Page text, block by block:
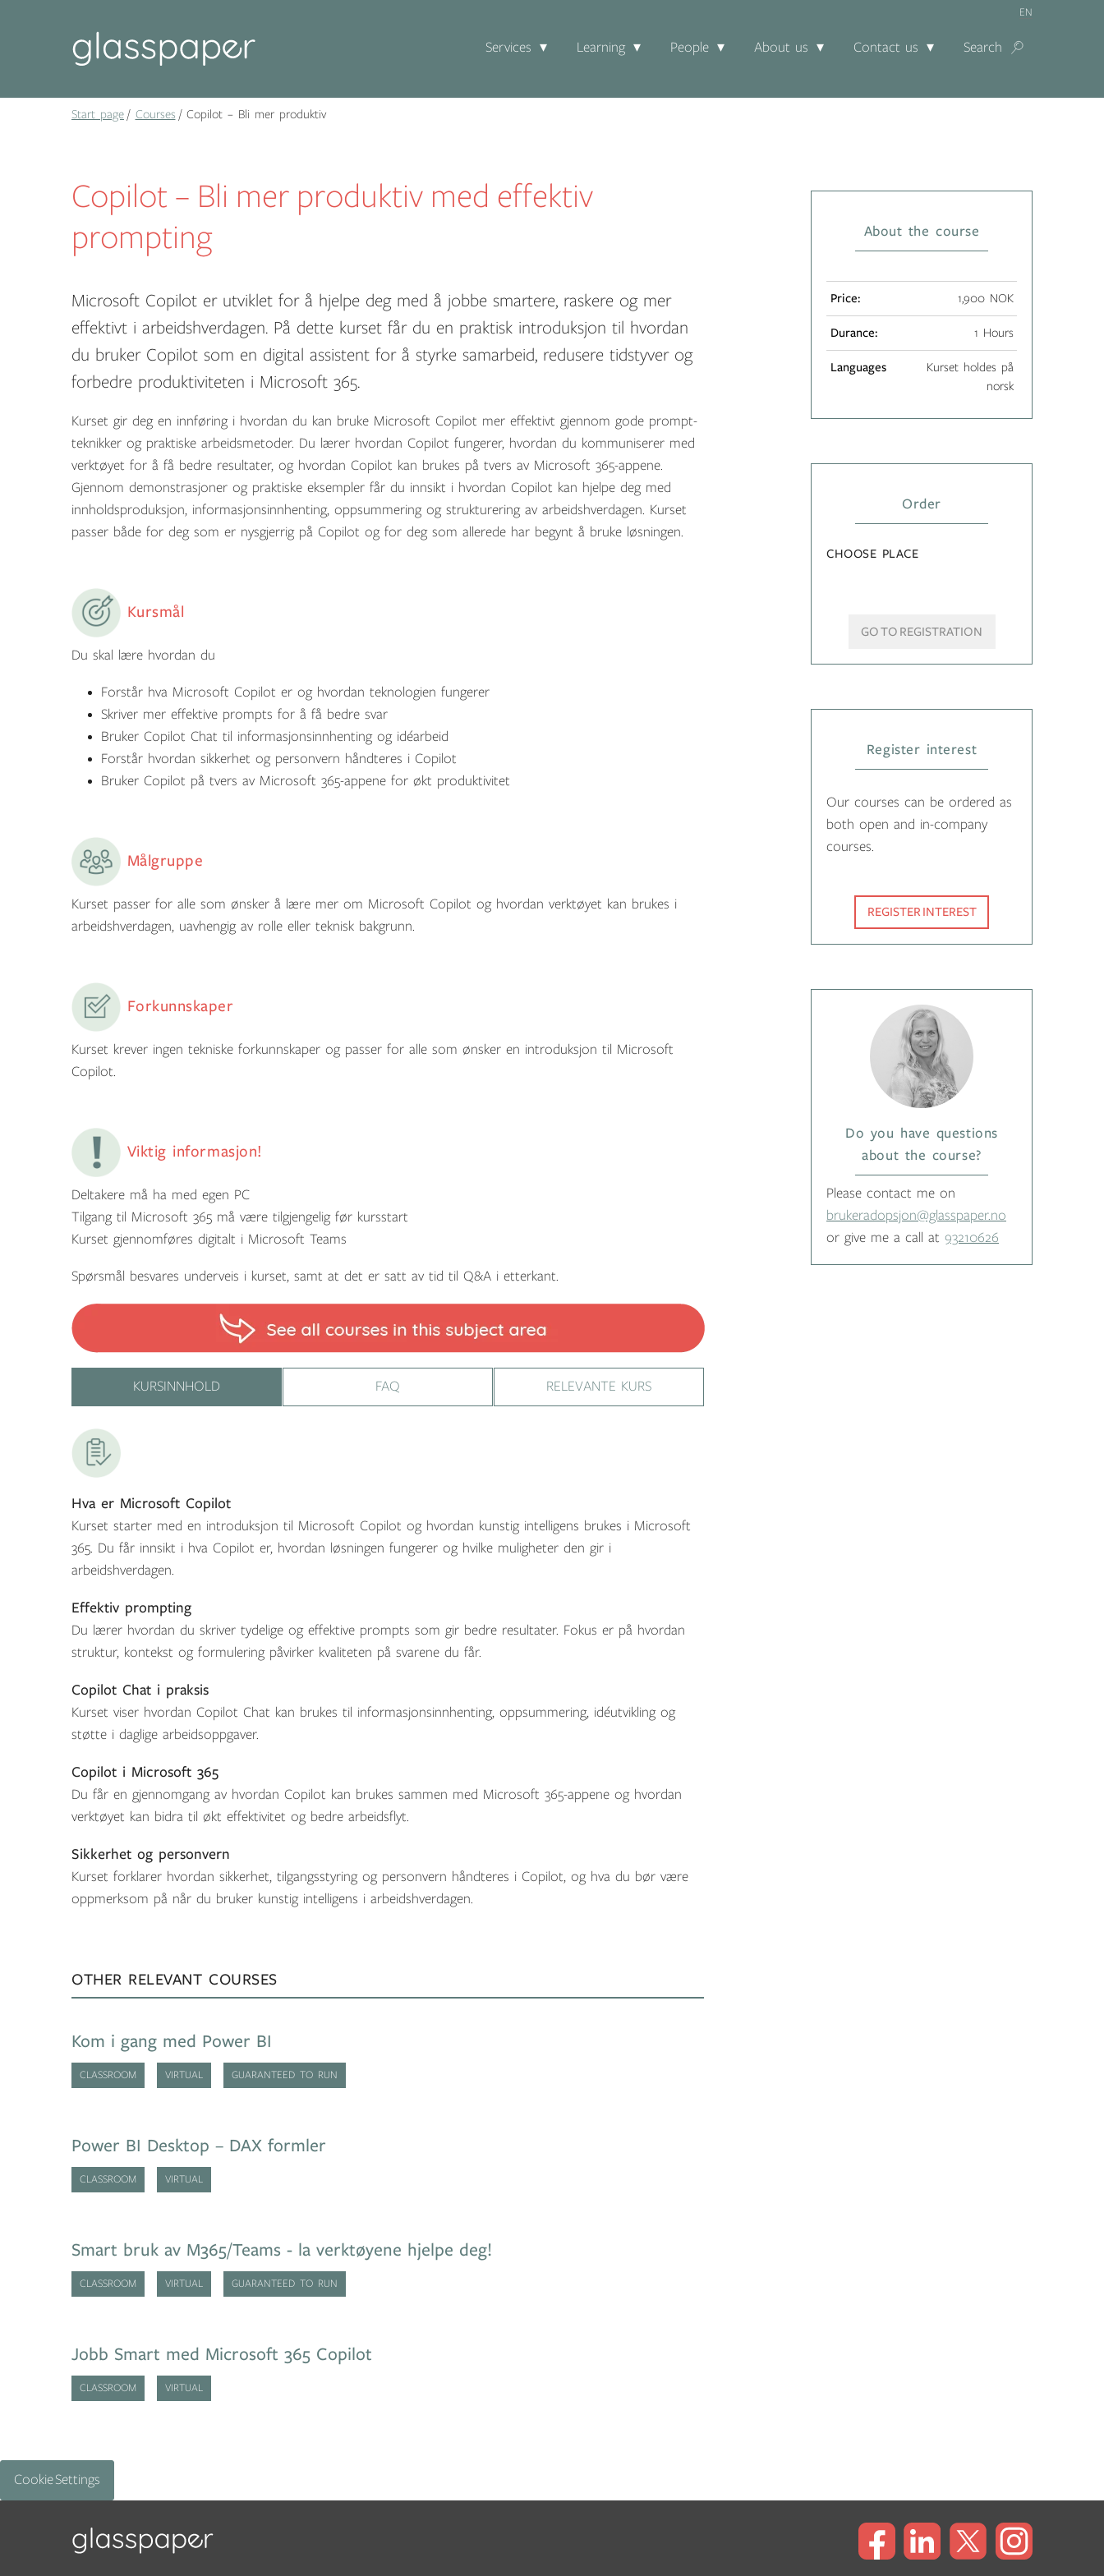
EN
Services Learning People About us Contact us Search
Start page Courses Copilot – Bli mer produktiv
Copilot – Bli mer produktiv med effektiv
prompting
Microsoft Copilot er utviklet for å hjelpe deg med å jobbe smartere, raskere og mer
effektivt i arbeidshverdagen. På dette kurset får du en praktisk introduksjon til hvordan
du bruker Copilot som en digital assistent for å styrke samarbeid, redusere tidstyver og
forbedre produktiviteten i Microsoft 365.
Kurset gir deg en innføring i hvordan du kan bruke Microsoft Copilot mer effektivt gjennom gode prompt-
teknikker og praktiske arbeidsmetoder. Du lærer hvordan Copilot fungerer, hvordan du kommuniserer med
verktøyet for å få bedre resultater, og hvordan Copilot kan brukes på tvers av Microsoft 365-appene.
Gjennom demonstrasjoner og praktiske eksempler får du innsikt i hvordan Copilot kan hjelpe deg med
innholdsproduksjon, informasjonsinnhenting, oppsummering og strukturering av arbeidshverdagen. Kurset
passer både for deg som er nysgjerrig på Copilot og for deg som allerede har begynt å bruke løsningen.
Kursmål
Du skal lære hvordan du
Forstår hva Microsoft Copilot er og hvordan teknologien fungerer
Skriver mer effektive prompts for å få bedre svar
Bruker Copilot Chat til informasjonsinnhenting og idéarbeid
Forstår hvordan sikkerhet og personvern håndteres i Copilot
Bruker Copilot på tvers av Microsoft 365-appene for økt produktivitet
Målgruppe
Kurset passer for alle som ønsker å lære mer om Microsoft Copilot og hvordan verktøyet kan brukes i
arbeidshverdagen, uavhengig av rolle eller teknisk bakgrunn.
Forkunnskaper
Kurset krever ingen tekniske forkunnskaper og passer for alle som ønsker en introduksjon til Microsoft
Copilot.
Viktig informasjon!
Deltakere må ha med egen PC
Tilgang til Microsoft 365 må være tilgjengelig før kursstart
Kurset gjennomføres digitalt i Microsoft Teams
Spørsmål besvares underveis i kurset, samt at det er satt av tid til Q&A i etterkant.
KURSINNHOLD FAQ RELEVANTE KURS
Hva er Microsoft Copilot
Kurset starter med en introduksjon til Microsoft Copilot og hvordan kunstig intelligens brukes i Microsoft
365. Du får innsikt i hva Copilot er, hvordan løsningen fungerer og hvilke muligheter den gir i
arbeidshverdagen.
Effektiv prompting
Du lærer hvordan du skriver tydelige og effektive prompts som gir bedre resultater. Fokus er på hvordan
struktur, kontekst og formulering påvirker kvaliteten på svarene du får.
Copilot Chat i praksis
Kurset viser hvordan Copilot Chat kan brukes til informasjonsinnhenting, oppsummering, idéutvikling og
støtte i daglige arbeidsoppgaver.
Copilot i Microsoft 365
Du får en gjennomgang av hvordan Copilot kan brukes sammen med Microsoft 365-appene og hvordan
verktøyet kan bidra til økt effektivitet og bedre arbeidsflyt.
Sikkerhet og personvern
Kurset forklarer hvordan sikkerhet, tilgangsstyring og personvern håndteres i Copilot, og hva du bør være
oppmerksom på når du bruker kunstig intelligens i arbeidshverdagen.
About the course
Price: 1,900 NOK
Durance: 1 Hours
Languages
Kurset holdes på
norsk
Order
CHOOSE PLACE
GO TO REGISTRATION
Register interest
Our courses can be ordered as
both open and in-company
courses.
REGISTER INTEREST
Do you have questions
about the course?
Please contact me on
brukeradopsjon@glasspaper.no
or give me a call at 93210626
OTHER RELEVANT COURSES
Kom i gang med Power BI
CLASSROOM VIRTUAL GUARANTEED TO RUN
Power BI Desktop – DAX formler
CLASSROOM VIRTUAL
Smart bruk av M365/Teams - la verktøyene hjelpe deg!
CLASSROOM VIRTUAL GUARANTEED TO RUN
Jobb Smart med Microsoft 365 Copilot
CLASSROOM VIRTUAL
Cookie Settings